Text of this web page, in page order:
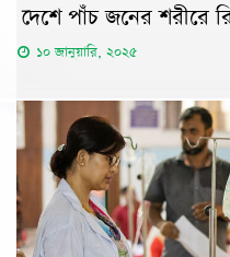
দেশে পাঁচ জনের শরীরে
১০ জানুয়ারি, ২০২৫